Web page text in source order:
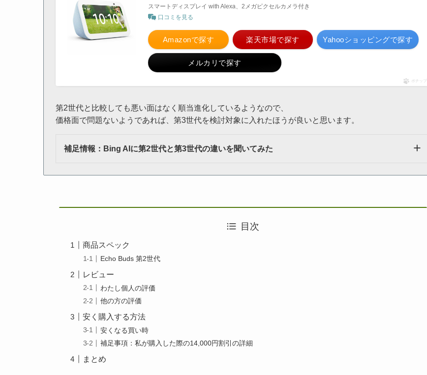
スマートディスプレイ with Alexa、2メガピクセルカメラ付き
口コミを見る
Amazonで探す 楽天市場で探す Yahooショッピングで探す
メルカリで探す
ポチップ
第2世代と比較しても悪い面はなく順当進化しているようなので、
価格面で問題ないようであれば、第3世代を検討対象に入れたほうが良いと思います。
補足情報：Bing AIに第2世代と第3世代の違いを聞いてみた
目次
商品スペック
Echo Buds 第2世代
レビュー
わたし個人の評価
他の方の評価
安く購入する方法
安くなる買い時
補足事項：私が購入した際の14,000円割引の詳細
まとめ